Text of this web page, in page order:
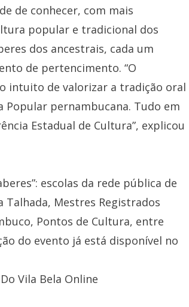
de conhecer, com mais
popular e tradicional dos
dos ancestrais, cada um
de pertencimento. “O
o intuito de valorizar a tradição oral
Popular pernambucana. Tudo em
Estadual de Cultura”, explicou
escolas da rede pública de
Talhada, Mestres Registrados
Pontos de Cultura, entre
do evento já está disponível no
Vila Bela Online